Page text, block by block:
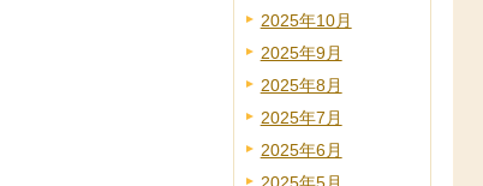
2025年10月
2025年9月
2025年8月
2025年7月
2025年6月
2025年5月